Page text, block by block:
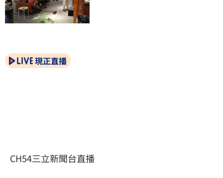
現正直播
CH54三立新聞台直播